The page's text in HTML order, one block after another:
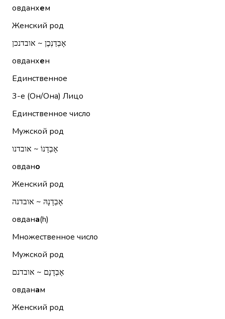
овданхем
Женский род
אָבְדַנְכֶן ~ אובדנכן
овданхен
Единственное
3-е (Он/Она) Лицо
Единственное число
Мужской род
אָבְדָנוֹ ~ אובדנו
овдано
Женский род
אָבְדָנָהּ ~ אובדנה
овдана(h)
Множественное число
Мужской род
אָבְדָנָם ~ אובדנם
овданам
Женский род